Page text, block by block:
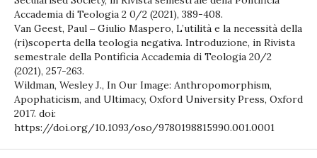
Accademia di Teologia 2 0/2 (2021), 389-408.
Van Geest, Paul ‒ Giulio Maspero, L’utilità e la necessità della
(ri)scoperta della teologia negativa. Introduzione, in Rivista
semestrale della Pontificia Accademia di Teologia 20/2
(2021), 257-263.
Wildman, Wesley J., In Our Image: Anthropomorphism,
Apophaticism, and Ultimacy, Oxford University Press, Oxford
2017. doi:
https://doi.org/10.1093/oso/9780198815990.001.0001